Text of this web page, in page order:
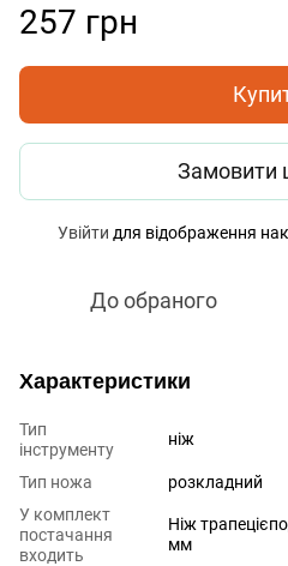
257 грн
Замовити
Увійти для відображення
До обраного
Характеристики
Тип
інструменту
ніж
Тип ножа
розкладний
У комплект
постачання
входить
Ніж
мм